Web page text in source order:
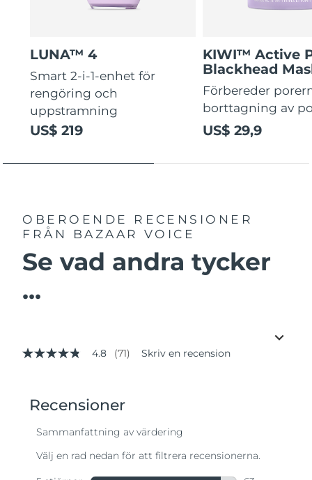
LUNA™ 4
Smart 2-i-1-enhet för
rengöring och
uppstramning
US$ 219
KIWI™ Active
Blackhead
Förbereder
borttagning av
US$ 29,9
OBEROENDE RECENSIONER
FRÅN BAZAAR VOICE
Se vad andra tycker
...
4.8
genomsnittligt
betyg.
Länk
4.8 (71) Skriv en recension